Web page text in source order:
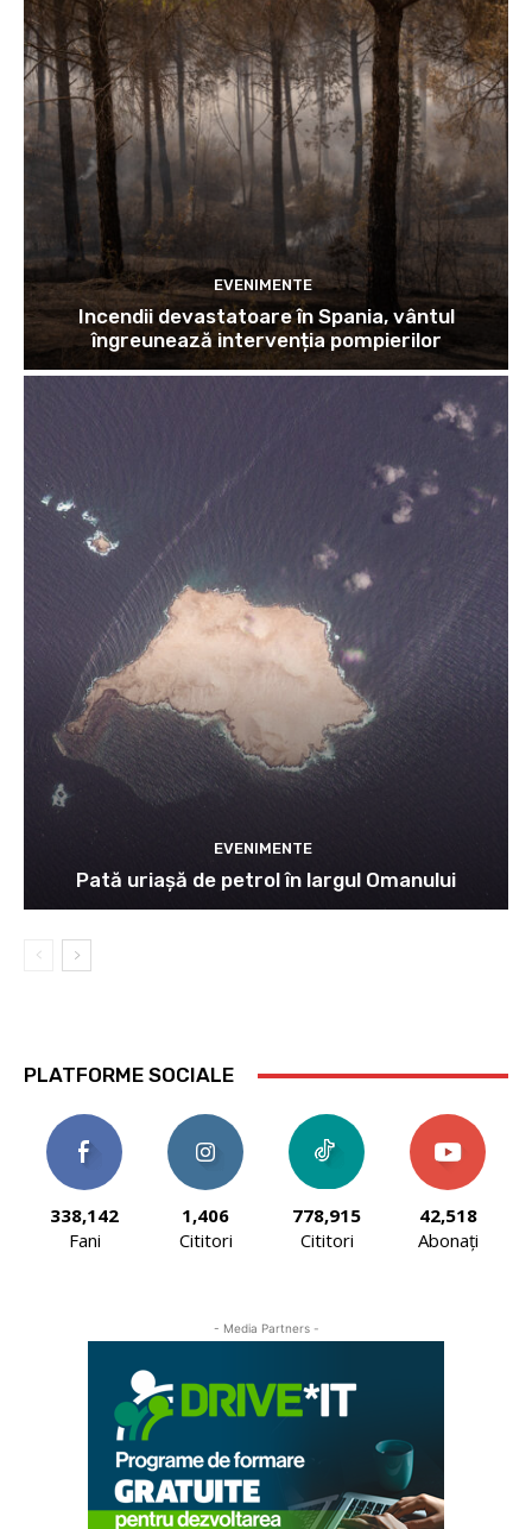
EVENIMENTE
Incendii devastatoare în Spania, vântul
îngreunează intervenția pompierilor
EVENIMENTE
Pată uriașă de petrol în largul Omanului
PLATFORME SOCIALE
338,142
Fani
1,406
Cititori
778,915
Cititori
42,518
Abonați
- Media Partners -